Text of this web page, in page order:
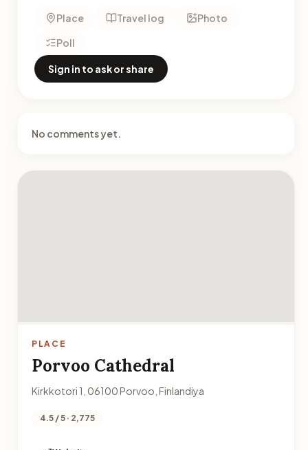
Place Travel log
Photo
Poll
Sign in to ask or share
No comments yet.
PLACE
Porvoo Cathedral
Kirkkotori 1, 06100 Porvoo, Finlandiya
4.5 / 5 · 2,775